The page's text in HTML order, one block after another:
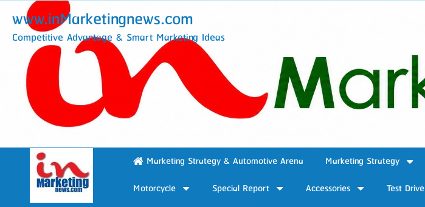
www.inMarketingnews.com
Competitive Advantage & Smart Marketing Ideas
Marketing Strategy & Automotive Arena Marketing Strategy
Motorcycle
Special Report Accessories Test Drive